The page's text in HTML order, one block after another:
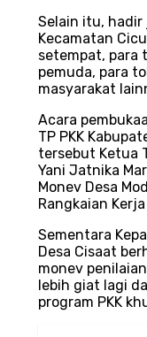
Selain itu, hadir
Kecamatan
setempat, para
pemuda, para
masyarakat
Acara
TP PKK
tersebut Ketua
Yani Jatnika
Monev Desa
Rangkaian
Sementara
Desa Cisaat
monev
lebih giat lagi
program PKK